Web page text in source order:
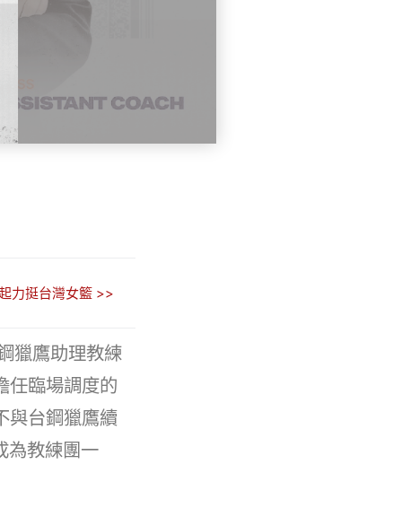
力挺台灣女籃 >>
獵鷹助理教練
任臨場調度的
與台鋼獵鷹續
為教練團一